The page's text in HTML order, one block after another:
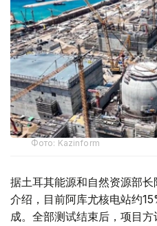
Фото: Kazinform
据土耳其能源和自然资源部
介绍，目前阿库尤核电站约
成。全部测试结束后，项目